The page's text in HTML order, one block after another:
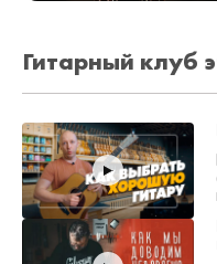
Гитарный клуб